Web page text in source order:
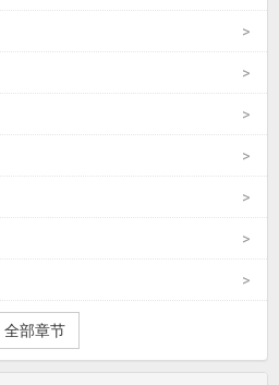
全部章节